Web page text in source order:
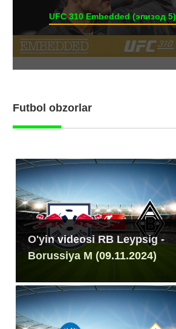
UFC 310 Embedded (эпизод 5)
Futbol obzorlar
O'yin videosi RB Leypsig -
Borussiya M (09.11.2024)